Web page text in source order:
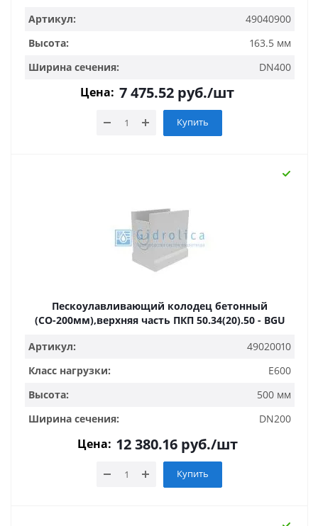
Артикул:
49040900
Высота:
163.5 мм
Ширина сечения:
DN400
Цена: 7 475.52 руб./шт
Купить
Пескоулавливающий колодец бетонный
(СО-200мм),верхняя часть ПКП 50.34(20).50 - BGU
Артикул:
49020010
Класс нагрузки:
E600
Высота:
500 мм
Ширина сечения:
DN200
Цена: 12 380.16руб./шт
Купить